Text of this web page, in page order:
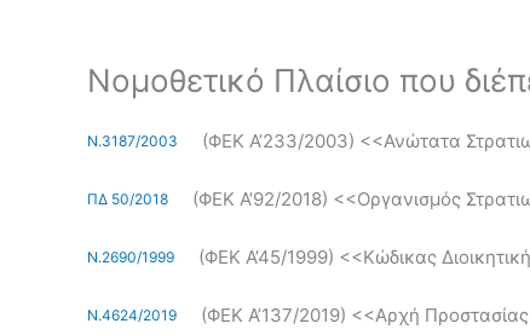
Νομοθετικό Πλαίσιο που
Ν.3187/2003 (ΦΕΚ Α’233/2003) <<Ανώτατα
ΠΔ 50/2018 (ΦΕΚ Α’92/2018) <<Οργανισμός
Ν.2690/1999 (ΦΕΚ Α’45/1999) <<Κώδικας
Ν.4624/2019 (ΦΕΚ Α’137/2019) <<Αρχή